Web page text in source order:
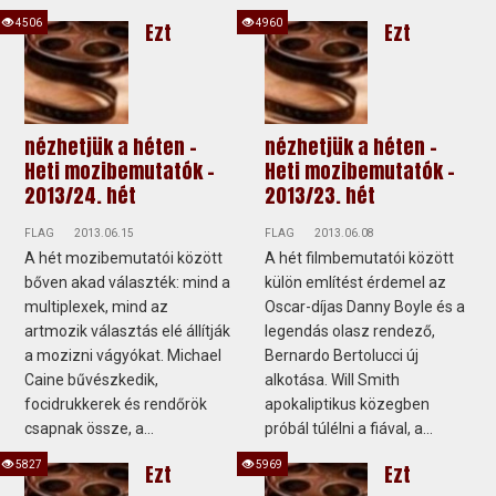
Ezt
nézhetjük a héten -
Heti mozibemutatók -
2013/24. hét
FLAG 2013.06.15
A hét mozibemutatói között
bőven akad választék: mind a
multiplexek, mind az
artmozik választás elé állítják
a mozizni vágyókat. Michael
Caine bűvészkedik,
focidrukkerek és rendőrök
csapnak össze, a...
4506 Ezt
nézhetjük a héten -
Heti mozibemutatók -
2013/23. hét
FLAG 2013.06.08
A hét filmbemutatói között
külön említést érdemel az
Oscar-díjas Danny Boyle és a
legendás olasz rendező,
Bernardo Bertolucci új
alkotása. Will Smith
apokaliptikus közegben
próbál túlélni a fiával, a...
4960
Ezt
5827 Ezt
5969